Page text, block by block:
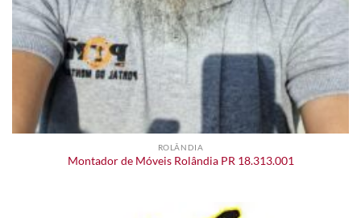
ROLÂNDIA
Montador de Móveis Rolândia PR 18.313.001